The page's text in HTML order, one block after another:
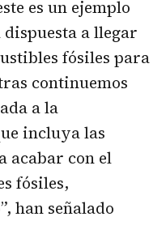
es un ejemplo
dispuesta a llegar
fósiles para
continuemos
a la
incluya las
acabar con el
fósiles,
han señalado